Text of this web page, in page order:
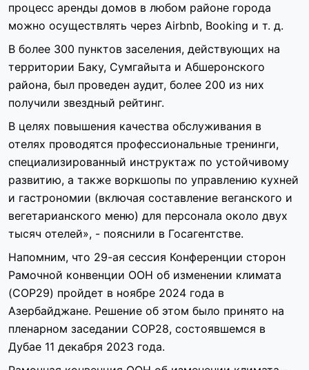
процесс аренды домов в любом районе города
можно осуществлять через Airbnb, Booking и т. д.
В более 300 пунктов заселения, действующих на
территории Баку, Сумгайыта и Абшеронского
района, был проведен аудит, более 200 из них
получили звездный рейтинг.
В целях повышения качества обслуживания в
отелях проводятся профессиональные тренинги,
специализированный инструктаж по устойчивому
развитию, а также воркшопы по управлению кухней
и гастрономии (включая составление веганского и
вегетарианского меню) для персонала около двух
тысяч отелей», - пояснили в Госагентстве.
Напомним, что 29-ая сессия Конференции сторон
Рамочной конвенции ООН об изменении климата
(COP29) пройдет в ноябре 2024 года в
Азербайджане. Решение об этом было принято на
пленарном заседании COP28, состоявшемся в
Дубае 11 декабря 2023 года.